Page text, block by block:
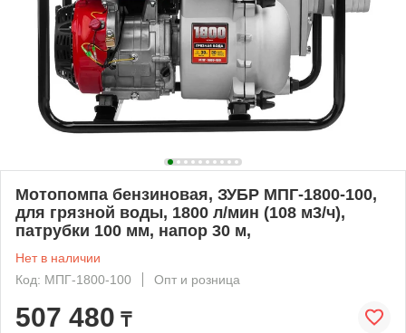
Мотопомпа бензиновая, ЗУБР МПГ-1800-100,
для грязной воды, 1800 л/мин (108 м3/ч),
патрубки 100 мм, напор 30 м,
Нет в наличии
Код: МПГ-1800-100
Опт и розница
507 480 ₸